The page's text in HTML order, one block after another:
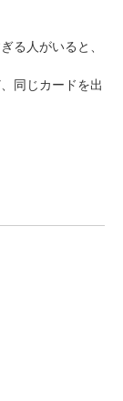
る人がいると、
同じカードを出